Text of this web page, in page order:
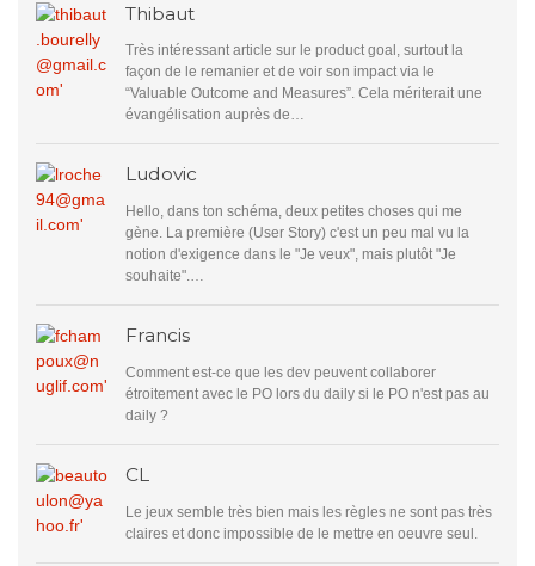
Thibaut
Très intéressant article sur le product goal, surtout la
façon de le remanier et de voir son impact via le
“Valuable Outcome and Measures”. Cela mériterait une
évangélisation auprès de…
Ludovic
Hello, dans ton schéma, deux petites choses qui me
gène. La première (User Story) c'est un peu mal vu la
notion d'exigence dans le "Je veux", mais plutôt "Je
souhaite".…
Francis
Comment est-ce que les dev peuvent collaborer
étroitement avec le PO lors du daily si le PO n'est pas au
daily ?
CL
Le jeux semble très bien mais les règles ne sont pas très
claires et donc impossible de le mettre en oeuvre seul.